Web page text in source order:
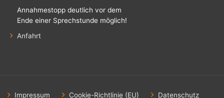
Annahmestopp deutlich vor dem
Ende einer Sprechstunde möglich!
Anfahrt
Impressum Cookie-Richtlinie (EU) Datenschutz